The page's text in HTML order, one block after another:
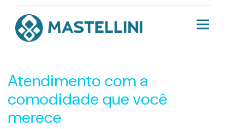
Atendimento com a
comodidade que você
merece